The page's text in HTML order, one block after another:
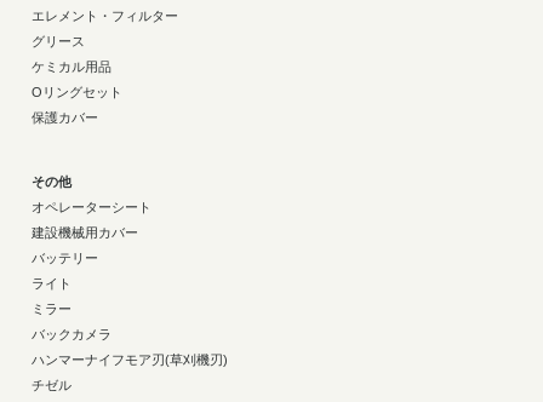
エレメント・フィルター
グリース
ケミカル用品
Oリングセット
保護カバー
その他
オペレーターシート
建設機械用カバー
バッテリー
ライト
ミラー
バックカメラ
ハンマーナイフモア刃(草刈機刃)
チゼル